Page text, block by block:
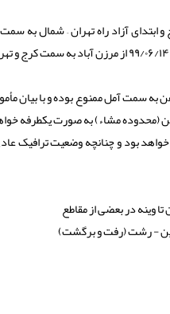
نقلیه از ساعت ۱۵ الی ۲۴ روز جمعه مورخ ۹۹/۰۶/۱۴ از کرج و
نقلیه از ساعت ۱۵ الی ۲۴ روز جمعه مورخ ۹۹/۰۶/۱۴ از رودهن به
مشاء) به صورت یکطرفه
بود و چنانچه وضعیت ترافیک
وینه در بعضی از مقاطع
- رشت (رفت و برگشت)